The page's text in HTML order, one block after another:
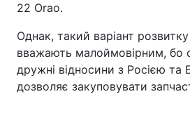
22 Orao.
Однак, такий варіант
вважають малоймовірним, бо
дружні відносини з Росією та
дозволяє закуповувати